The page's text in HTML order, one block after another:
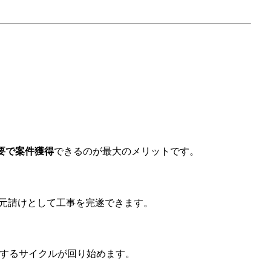
で案件獲得できるのが最大のメリットです。
請けとして工事を完遂できます。
るサイクルが回り始めます。